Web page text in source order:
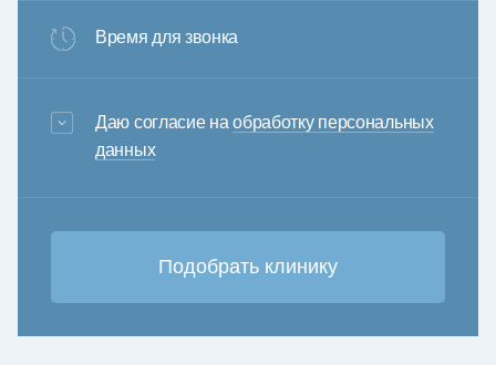
Время для звонка
3+6=
Даю согласие наобработку персональных
данных